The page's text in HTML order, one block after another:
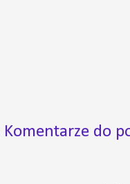
Komentarze do